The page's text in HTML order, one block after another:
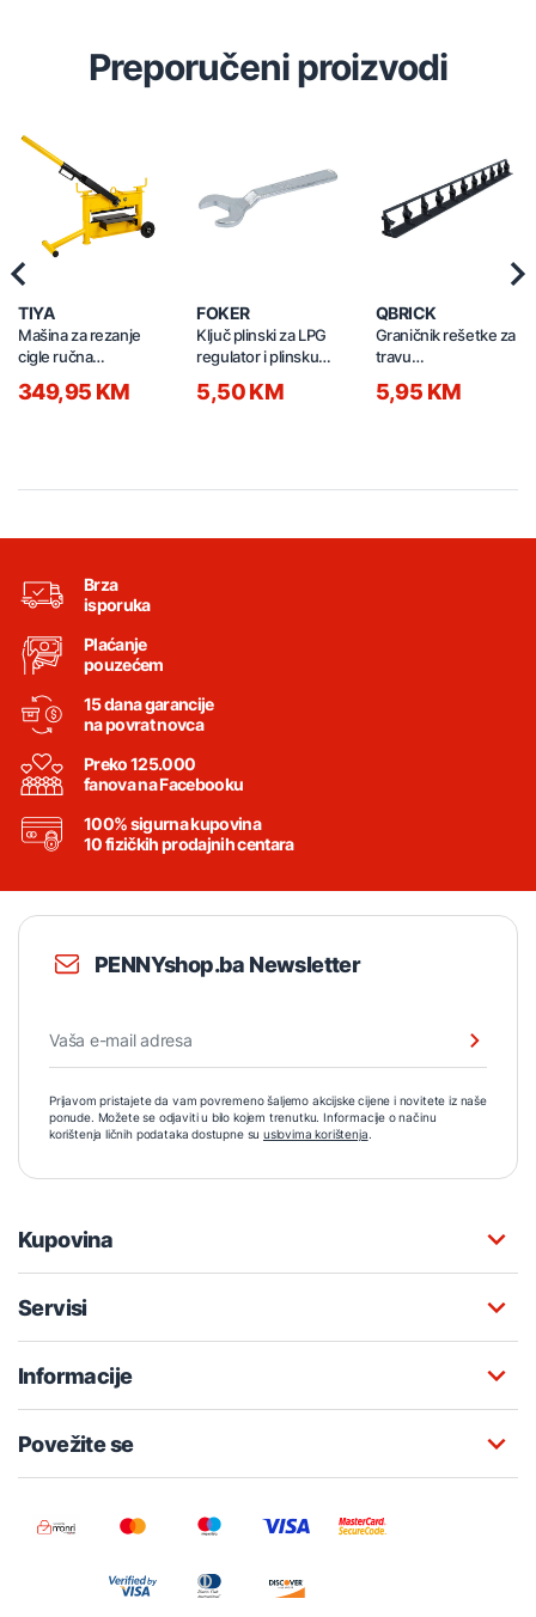
Preporučeni proizvodi
TIYA
Mašina za rezanje
cigle ručna
349,95 KM
FOKER
Ključ plinski za LPG
regulator i plinsku
5,50 KM
QBRICK
Graničnik rešetke za
travu
crni
5,95 KM
Brza
isporuka
Plaćanje
pouzećem
15 dana garancije
na povrat novca
Preko 125.000
fanova na Facebooku
100% sigurna kupovina
10 fizičkih prodajnih centara
PENNYshop.ba Newsletter
Prijavom pristajete da vam povremeno šaljemo akcijske cijene i novitete iz naše
ponude. Možete se odjaviti u bilo kojem trenutku. Informacije o načinu
korištenja ličnih podataka dostupne su uslovima korištenja.
Kupovina
Servisi
Informacije
Povežite se